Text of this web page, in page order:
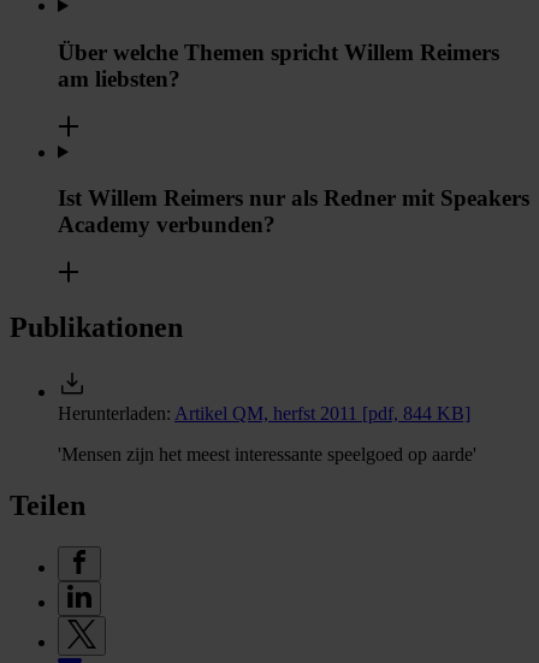
Über welche Themen spricht Willem Reimers
am liebsten?
Ist Willem Reimers nur als Redner mit Speakers
Academy verbunden?
Publikationen
Herunterladen: Artikel QM, herfst 2011 [pdf, 844 KB]
'Mensen zijn het meest interessante speelgoed op aarde'
Teilen